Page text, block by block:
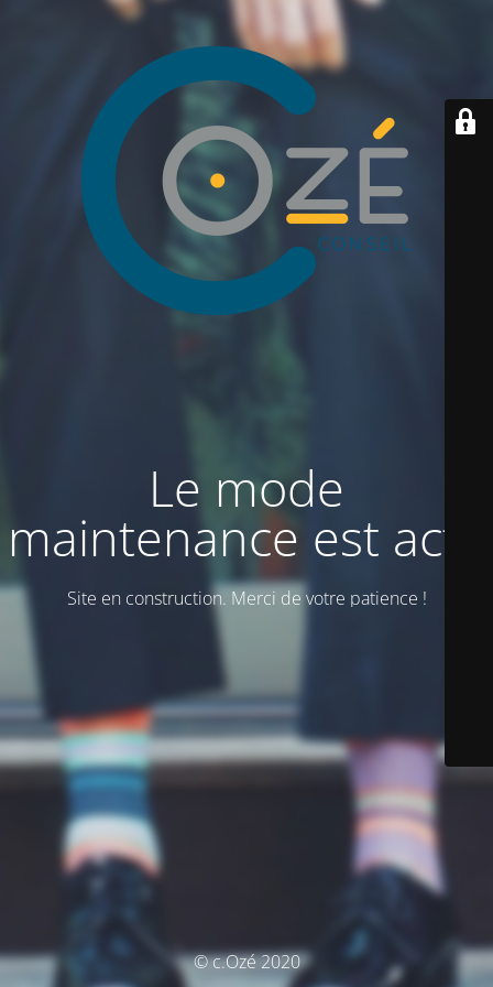
Le mode
maintenance est actif
Site en construction. Merci de votre patience !
© c.Ozé 2020